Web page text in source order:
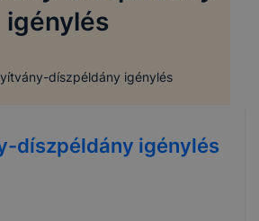
igénylés
díszpéldány igénylés
díszpéldány igénylés